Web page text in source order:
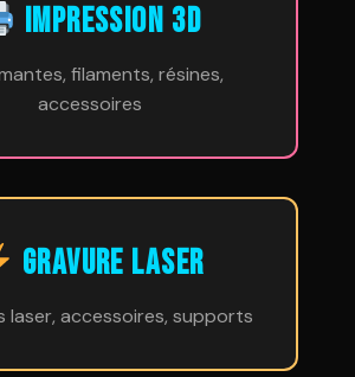
IMPRESSION 3D
filaments, résines,
accessoires
GRAVURE LASER
laser, accessoires, supports